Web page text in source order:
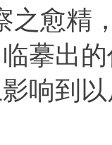
之愈精
摹出
响到